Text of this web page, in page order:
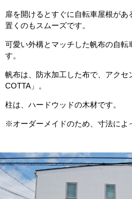
扉を開けるとすぐに自転車屋根が
置くのもスムーズです。
可愛い外構とマッチした帆布の自転
す。
帆布は、防水加工した布で、アクセ
COTTA」。
柱は、ハードウッドの木材です。
※オーダーメイドのため、寸法によ